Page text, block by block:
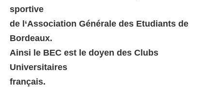
sportive
de l‘Association Générale des Etudiants de
Bordeaux.
Ainsi le BEC est le doyen des Clubs
Universitaires
français.